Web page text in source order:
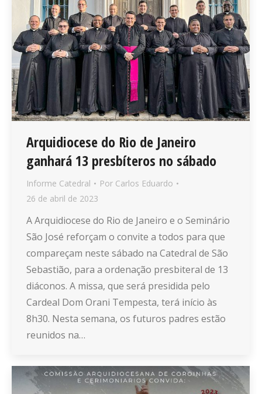
Arquidiocese do Rio de Janeiro
ganhará 13 presbíteros no sábado
Informe Catedral Por Carlos Eduardo
26 de abril de 2023
A Arquidiocese do Rio de Janeiro e o Seminário
São José reforçam o convite a todos para que
compareçam neste sábado na Catedral de São
Sebastião, para a ordenação presbiteral de 13
diáconos. A missa, que será presidida pelo
Cardeal Dom Orani Tempesta, terá início às
8h30. Nesta semana, os futuros padres estão
reunidos na…